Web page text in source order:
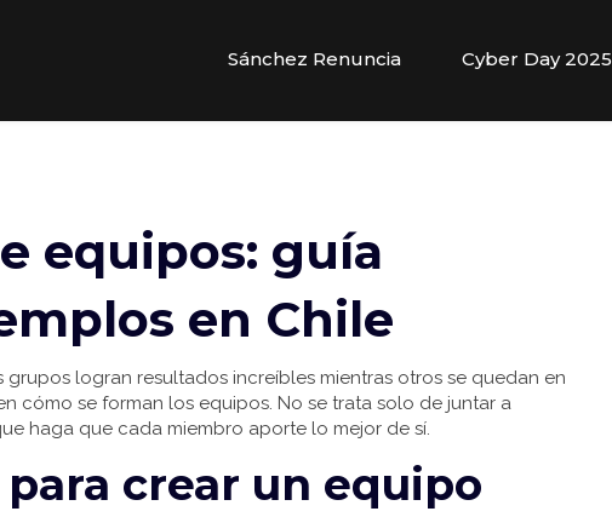
Sánchez Renuncia Cyber Day 2025
equipos: guía
en Chile
logran resultados increíbles mientras otros se quedan en
cómo se forman los equipos. No se trata solo de juntar a
haga que cada miembro aporte lo mejor de sí.
para crear un equipo